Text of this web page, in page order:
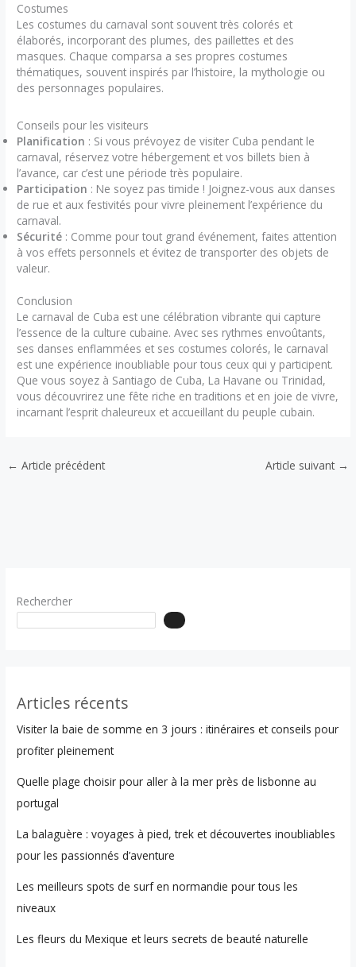
Costumes
Les costumes du carnaval sont souvent très colorés et
élaborés, incorporant des plumes, des paillettes et des
masques. Chaque comparsa a ses propres costumes
thématiques, souvent inspirés par l’histoire, la mythologie ou
des personnages populaires.
Conseils pour les visiteurs
Planification : Si vous prévoyez de visiter Cuba pendant le
carnaval, réservez votre hébergement et vos billets bien à
l’avance, car c’est une période très populaire.
Participation : Ne soyez pas timide ! Joignez-vous aux danses
de rue et aux festivités pour vivre pleinement l’expérience du
carnaval.
Sécurité : Comme pour tout grand événement, faites attention
à vos effets personnels et évitez de transporter des objets de
valeur.
Conclusion
Le carnaval de Cuba est une célébration vibrante qui capture
l’essence de la culture cubaine. Avec ses rythmes envoûtants,
ses danses enflammées et ses costumes colorés, le carnaval
est une expérience inoubliable pour tous ceux qui y participent.
Que vous soyez à Santiago de Cuba, La Havane ou Trinidad,
vous découvrirez une fête riche en traditions et en joie de vivre,
incarnant l’esprit chaleureux et accueillant du peuple cubain.
← Article précédent Article suivant →
Rechercher
Articles récents
Visiter la baie de somme en 3 jours : itinéraires et conseils pour
profiter pleinement
Quelle plage choisir pour aller à la mer près de lisbonne au
portugal
La balaguère : voyages à pied, trek et découvertes inoubliables
pour les passionnés d’aventure
Les meilleurs spots de surf en normandie pour tous les
niveaux
Les fleurs du Mexique et leurs secrets de beauté naturelle